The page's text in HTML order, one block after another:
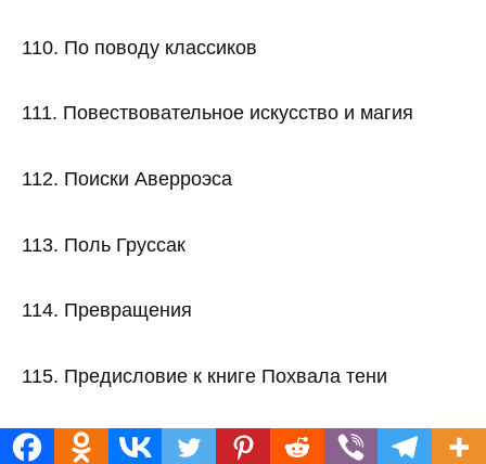
110. По поводу классиков
111. Повествовательное искусство и магия
112. Поиски Аверроэса
113. Поль Груссак
114. Превращения
115. Предисловие к книге Похвала тени
116. Предисловие к книге «Похвала тени»